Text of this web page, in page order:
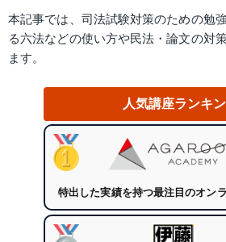
本記事では、司法試験対策のための勉
る六法などの使い方や民法・論文の対
ます。
人気講座ランキ
特出した実績を持つ最注目のオン